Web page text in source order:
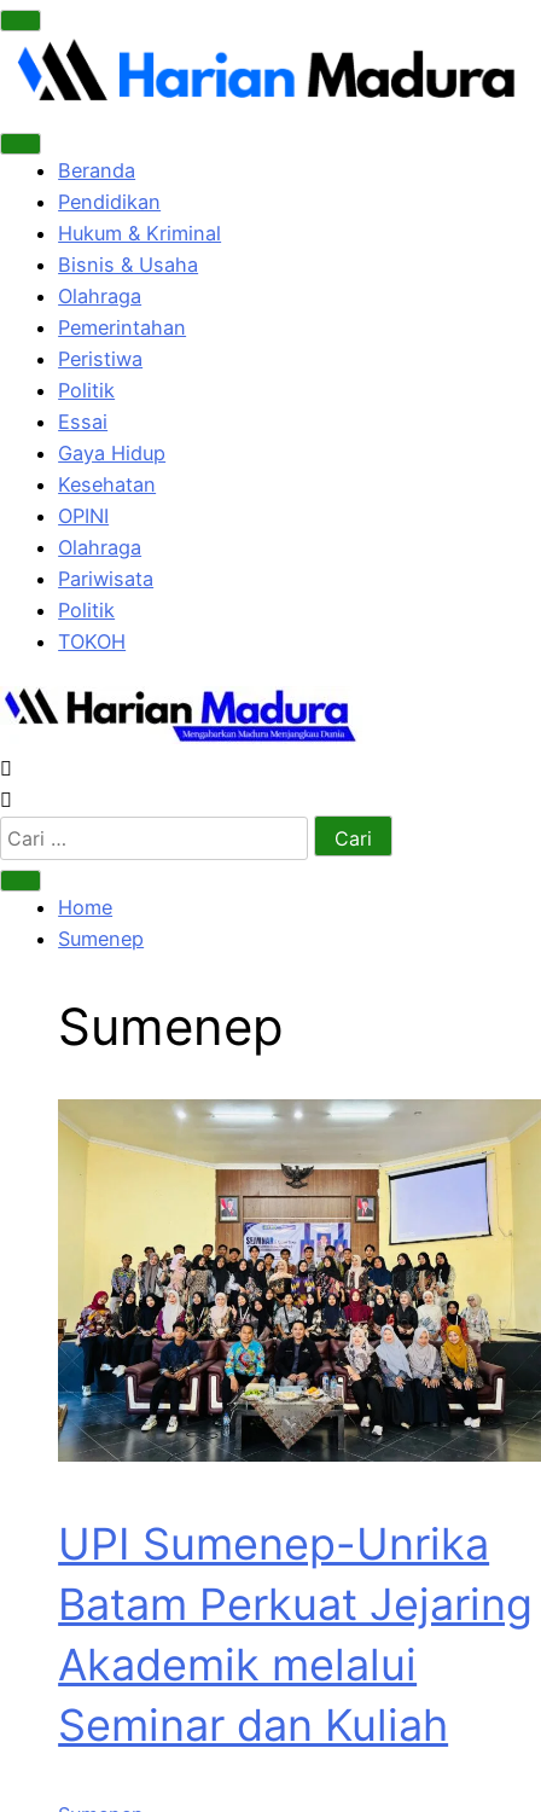
Beranda
Pendidikan
Hukum & Kriminal
Bisnis & Usaha
Olahraga
Pemerintahan
Peristiwa
Politik
Essai
Gaya Hidup
Kesehatan
OPINI
Olahraga
Pariwisata
Politik
TOKOH
Cari
untuk:
Home
Sumenep
Sumenep
UPI Sumenep-Unrika
Batam Perkuat Jejaring
Akademik melalui
Seminar dan Kuliah